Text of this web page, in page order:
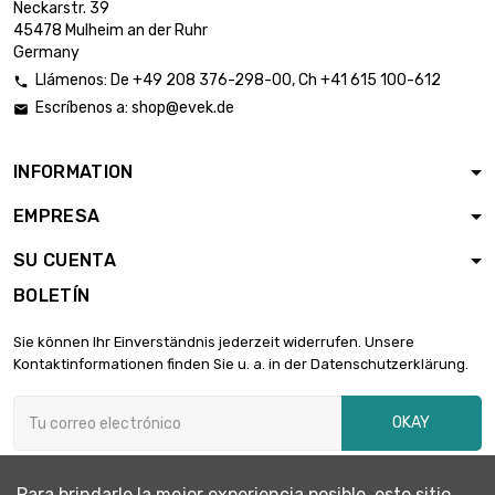
Neckarstr. 39
45478 Mulheim an der Ruhr
Germany
 Llámenos: De +49 208 376-298-00, Ch +41 615 100-612
 Escríbenos a: shop@evek.de
INFORMATION
EMPRESA
SU CUENTA
BOLETÍN
Sie können Ihr Einverständnis jederzeit widerrufen. Unsere
Kontaktinformationen finden Sie u. a. in der Datenschutzerklärung.
OKAY